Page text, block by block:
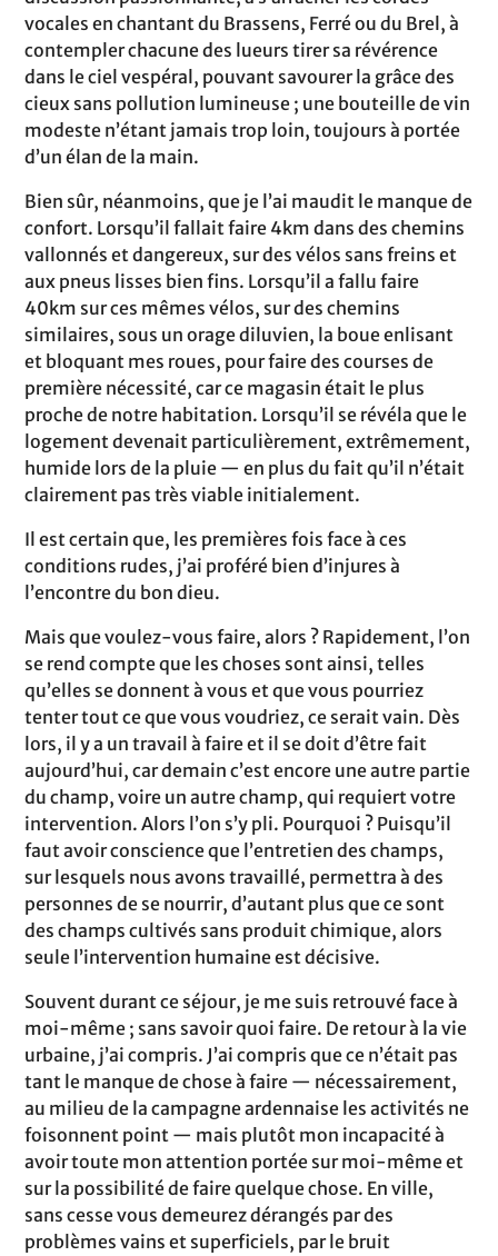
vocales en chantant du Brassens, Ferré ou du Brel, à
contempler chacune des lueurs tirer sa révérence
dans le ciel vespéral, pouvant savourer la grâce des
cieux sans pollution lumineuse ; une bouteille de vin
modeste n’étant jamais trop loin, toujours à portée
d’un élan de la main.
Bien sûr, néanmoins, que je l’ai maudit le manque de
confort. Lorsqu’il fallait faire 4km dans des chemins
vallonnés et dangereux, sur des vélos sans freins et
aux pneus lisses bien fins. Lorsqu’il a fallu faire
40km sur ces mêmes vélos, sur des chemins
similaires, sous un orage diluvien, la boue enlisant
et bloquant mes roues, pour faire des courses de
première nécessité, car ce magasin était le plus
proche de notre habitation. Lorsqu’il se révéla que le
logement devenait particulièrement, extrêmement,
humide lors de la pluie — en plus du fait qu’il n’était
clairement pas très viable initialement.
Il est certain que, les premières fois face à ces
conditions rudes, j’ai proféré bien d’injures à
l’encontre du bon dieu.
Mais que voulez-vous faire, alors ? Rapidement, l’on
se rend compte que les choses sont ainsi, telles
qu’elles se donnent à vous et que vous pourriez
tenter tout ce que vous voudriez, ce serait vain. Dès
lors, il y a un travail à faire et il se doit d’être fait
aujourd’hui, car demain c’est encore une autre partie
du champ, voire un autre champ, qui requiert votre
intervention. Alors l’on s’y pli. Pourquoi ? Puisqu’il
faut avoir conscience que l’entretien des champs,
sur lesquels nous avons travaillé, permettra à des
personnes de se nourrir, d’autant plus que ce sont
des champs cultivés sans produit chimique, alors
seule l’intervention humaine est décisive.
Souvent durant ce séjour, je me suis retrouvé face à
moi-même ; sans savoir quoi faire. De retour à la vie
urbaine, j’ai compris. J’ai compris que ce n’était pas
tant le manque de chose à faire — nécessairement,
au milieu de la campagne ardennaise les activités ne
foisonnent point — mais plutôt mon incapacité à
avoir toute mon attention portée sur moi-même et
sur la possibilité de faire quelque chose. En ville,
sans cesse vous demeurez dérangés par des
problèmes vains et superficiels, par le bruit